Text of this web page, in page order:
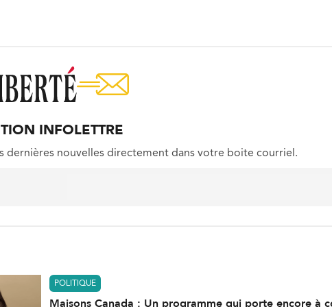
INFOLETTRE
dernières nouvelles directement dans votre boite courriel.
POLITIQUE
Maisons Canada : Un programme qui porte encore à